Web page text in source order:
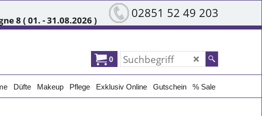
8 ( 01. - 31.08.2026 ) 02851 52 49 203
0
Düfte Makeup Pflege Exklusiv Online Gutschein % Sale